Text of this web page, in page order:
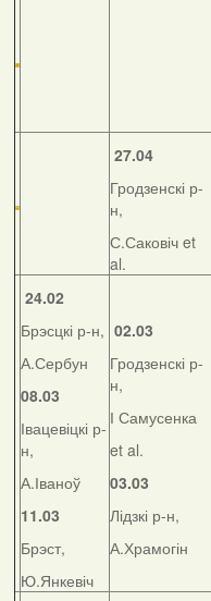
27.04
Гродзенскі р-
н,
С.Саковіч et
al.
24.02
Брэсцкі р-н,
А.Сербун
08.03
Івацевіцкі р-
н,
А.Іваноў
11.03
Брэст,
Ю.Янкевіч
02.03
Гродзенскі р-
н,
І Самусенка
et al.
03.03
Лідзкі р-н,
А.Храмогін